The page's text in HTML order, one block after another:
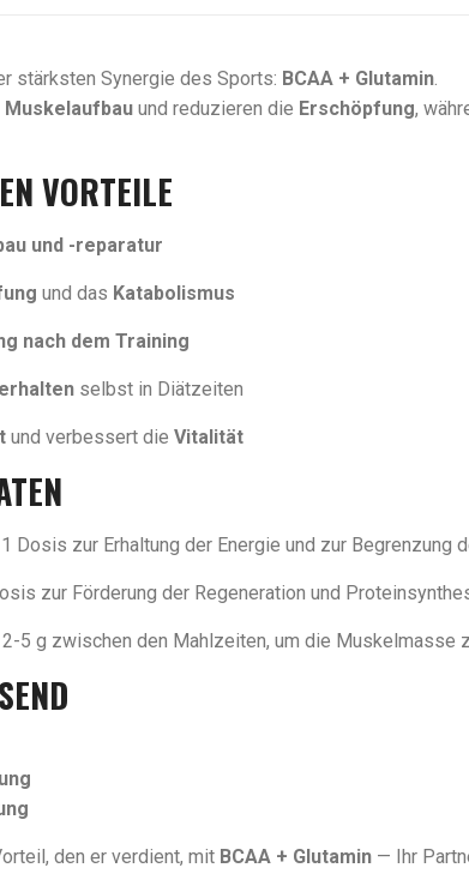
stärksten Synergie des Sports: BCAA + Glutamin.
Muskelaufbau und reduzieren die Erschöpfung,
VORTEILE
und -reparatur
und das Katabolismus
nach dem Training
selbst in Diätzeiten
und verbessert die Vitalität
1 Dosis zur Erhaltung der Energie und zur Begrenzung
zur Förderung der Regeneration und
2-5 g zwischen den Mahlzeiten, um die Muskelmasse
den er verdient, mit BCAA + Glutamin — Ihr